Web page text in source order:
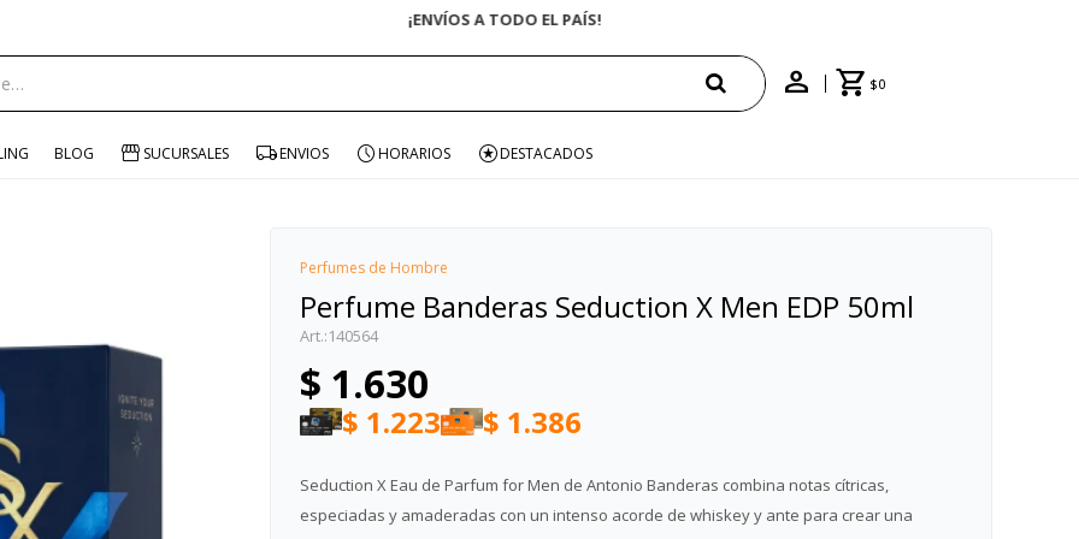
¿NECESITAS AYUDA? LLÁMANOS AL 0800 3456
$0
BLOG SUCURSALES ENVIOS HORARIOS DESTACADOS
Perfumes de Hombre
Perfume Banderas Seduction X Men EDP 50ml
140564
$ 1.630
$ 1.223 $ 1.386
Seduction X Eau de Parfum for Men de Antonio Banderas combina notas cítricas,
especiadas y amaderadas con un intenso acorde de whiskey y ante para crear una